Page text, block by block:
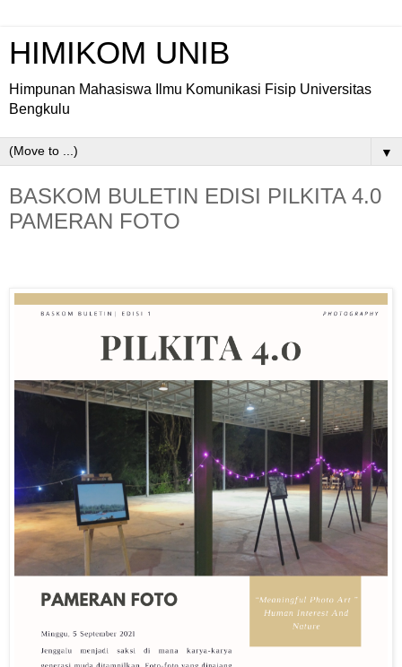
HIMIKOM UNIB
Himpunan Mahasiswa Ilmu Komunikasi Fisip Universitas
Bengkulu
▼
BASKOM BULETIN EDISI PILKITA 4.0
PAMERAN FOTO